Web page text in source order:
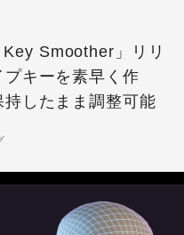
Smoother」リリ
キーを素早く作
したまま調整可能